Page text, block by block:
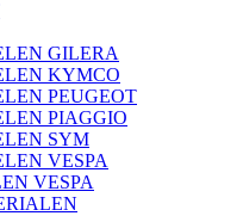
GILERA
KYMCO
PEUGEOT
PIAGGIO
SYM
VESPA
VESPA